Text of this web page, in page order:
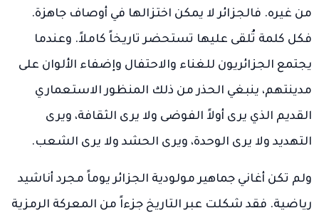
من غيره. فالجزائر لا يمكن اختزالها في أوصاف جاهزة.
فكل كلمة تُلقى عليها تستحضر تاريخاً كاملاً. وعندما
يجتمع الجزائريون للغناء والاحتفال وإضفاء الألوان على
مدينتهم، ينبغي الحذر من ذلك المنظور الاستعماري
القديم الذي يرى أولاً الفوضى ولا يرى الثقافة، ويرى
التهديد ولا يرى الوحدة، ويرى الحشد ولا يرى الشعب.
ولم تكن أغاني جماهير مولودية الجزائر يوماً مجرد أناشيد
رياضية. فقد شكلت عبر التاريخ جزءاً من المعركة الرمزية